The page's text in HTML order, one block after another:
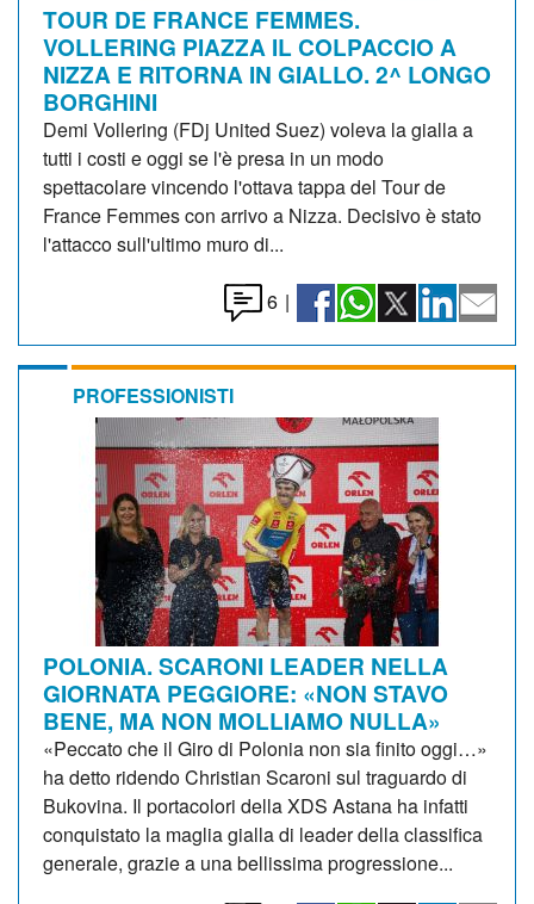
TOUR DE FRANCE FEMMES.
VOLLERING PIAZZA IL COLPACCIO A
NIZZA E RITORNA IN GIALLO. 2^ LONGO
BORGHINI
Demi Vollering (FDj United Suez) voleva la gialla a
tutti i costi e oggi se l'è presa in un modo
spettacolare vincendo l'ottava tappa del Tour de
France Femmes con arrivo a Nizza. Decisivo è stato
l'attacco sull'ultimo muro di...
6 |
PROFESSIONISTI
POLONIA. SCARONI LEADER NELLA
GIORNATA PEGGIORE: «NON STAVO
BENE, MA NON MOLLIAMO NULLA»
«Peccato che il Giro di Polonia non sia finito oggi…»
ha detto ridendo Christian Scaroni sul traguardo di
Bukovina. Il portacolori della XDS Astana ha infatti
conquistato la maglia gialla di leader della classifica
generale, grazie a una bellissima progressione...